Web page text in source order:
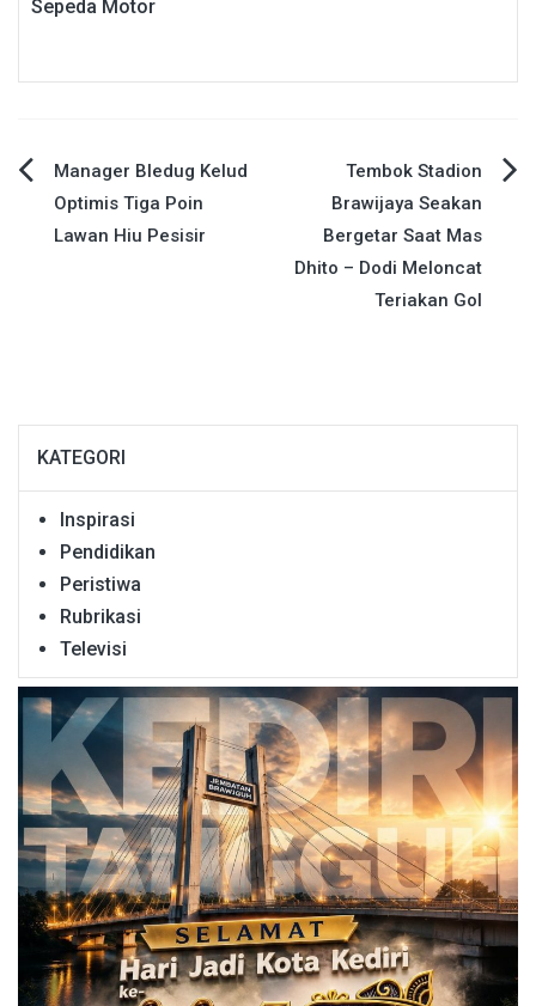
Sepeda Motor
Navigasi
pos
Manager Bledug Kelud
Optimis Tiga Poin
Lawan Hiu Pesisir
Tembok Stadion
Brawijaya Seakan
Bergetar Saat Mas
Dhito – Dodi Meloncat
Teriakan Gol
KATEGORI
Inspirasi
Pendidikan
Peristiwa
Rubrikasi
Televisi